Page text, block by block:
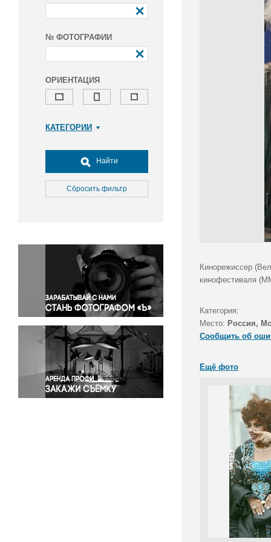
№ ФОТОГРАФИИ
ОРИЕНТАЦИЯ
КАТЕГОРИИ
Досуг, туризм и отдых
Культура
Медицина
Окружающая среда
Политика
Правосудие
Происшествия и конфликты
Религия
Светская жизнь
Спорт
Экология
Экономика и бизнес
Найти
Сбросить фильтр
Кинорежиссер
кинофестиваля
Категория:
Место: Россия,
Сообщить об
Ещё фото